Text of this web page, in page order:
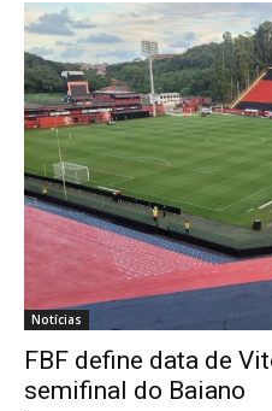
Notícias
FBF define data de
semifinal do Baiano